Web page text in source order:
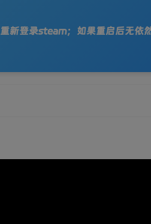
登录steam；如果重启后无依